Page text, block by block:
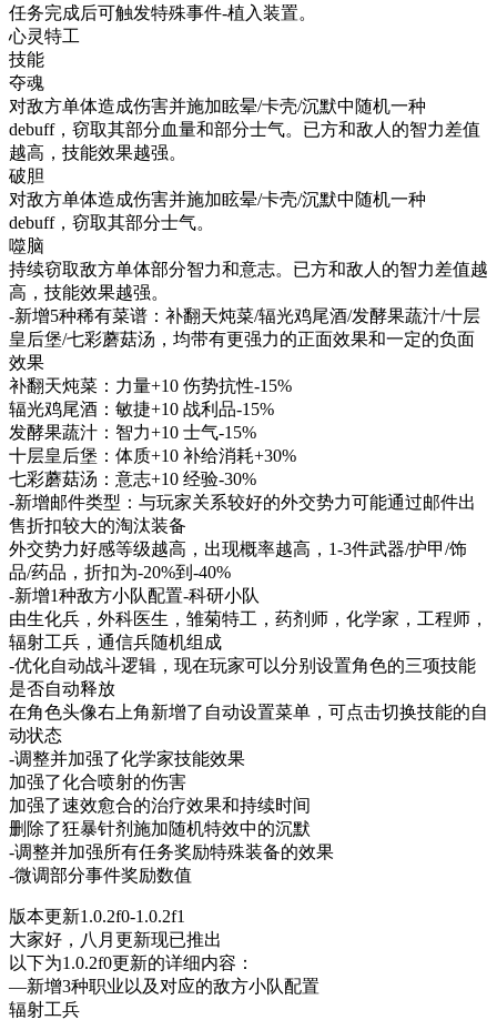
任务完成后可触发特殊事件-植入装置。
心灵特工
技能
夺魂
对敌方单体造成伤害并施加眩晕/卡壳/沉默中随机一种
debuff，窃取其部分血量和部分士气。已方和敌人的智力差值
越高，技能效果越强。
破胆
对敌方单体造成伤害并施加眩晕/卡壳/沉默中随机一种
debuff，窃取其部分士气。
噬脑
持续窃取敌方单体部分智力和意志。已方和敌人的智力差值越
高，技能效果越强。
-新增5种稀有菜谱：补翻天炖菜/辐光鸡尾酒/发酵果蔬汁/十层
皇后堡/七彩蘑菇汤，均带有更强力的正面效果和一定的负面
效果
补翻天炖菜：力量+10 伤势抗性-15%
辐光鸡尾酒：敏捷+10 战利品-15%
发酵果蔬汁：智力+10 士气-15%
十层皇后堡：体质+10 补给消耗+30%
七彩蘑菇汤：意志+10 经验-30%
-新增邮件类型：与玩家关系较好的外交势力可能通过邮件出
售折扣较大的淘汰装备
外交势力好感等级越高，出现概率越高，1-3件武器/护甲/饰
品/药品，折扣为-20%到-40%
-新增1种敌方小队配置-科研小队
由生化兵，外科医生，雏菊特工，药剂师，化学家，工程师，
辐射工兵，通信兵随机组成
-优化自动战斗逻辑，现在玩家可以分别设置角色的三项技能
是否自动释放
在角色头像右上角新增了自动设置菜单，可点击切换技能的自
动状态
-调整并加强了化学家技能效果
加强了化合喷射的伤害
加强了速效愈合的治疗效果和持续时间
删除了狂暴针剂施加随机特效中的沉默
-调整并加强所有任务奖励特殊装备的效果
-微调部分事件奖励数值
版本更新1.0.2f0-1.0.2f1
大家好，八月更新现已推出
以下为1.0.2f0更新的详细内容：
—新增3种职业以及对应的敌方小队配置
辐射工兵